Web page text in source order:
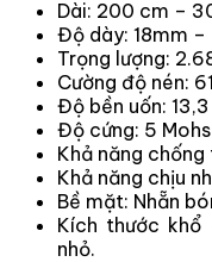
Dài: 200 cm –
Độ dày: 18mm –
Trọng lượng:
Cường độ nén:
Độ bền uốn:
Độ cứng: 5
Khả năng
Khả năng chịu
Bề mặt: Nhẵn
Kích thước
nhỏ.